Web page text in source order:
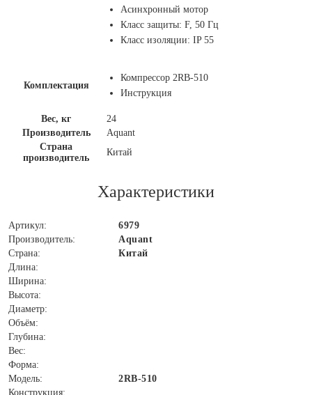
Асинхронный мотор
Класс защиты: F, 50 Гц
Класс изоляции: IP 55
Комплектация
Компрессор 2RB-510
Инструкция
Вес, кг
24
Производитель
Aquant
Страна
производитель
Китай
Характеристики
Артикул:
6979
Производитель:
Aquant
Страна:
Китай
Длина:
Ширина:
Высота:
Диаметр:
Объём:
Глубина:
Вес:
Форма:
Модель:
2RB-510
Конструкция: